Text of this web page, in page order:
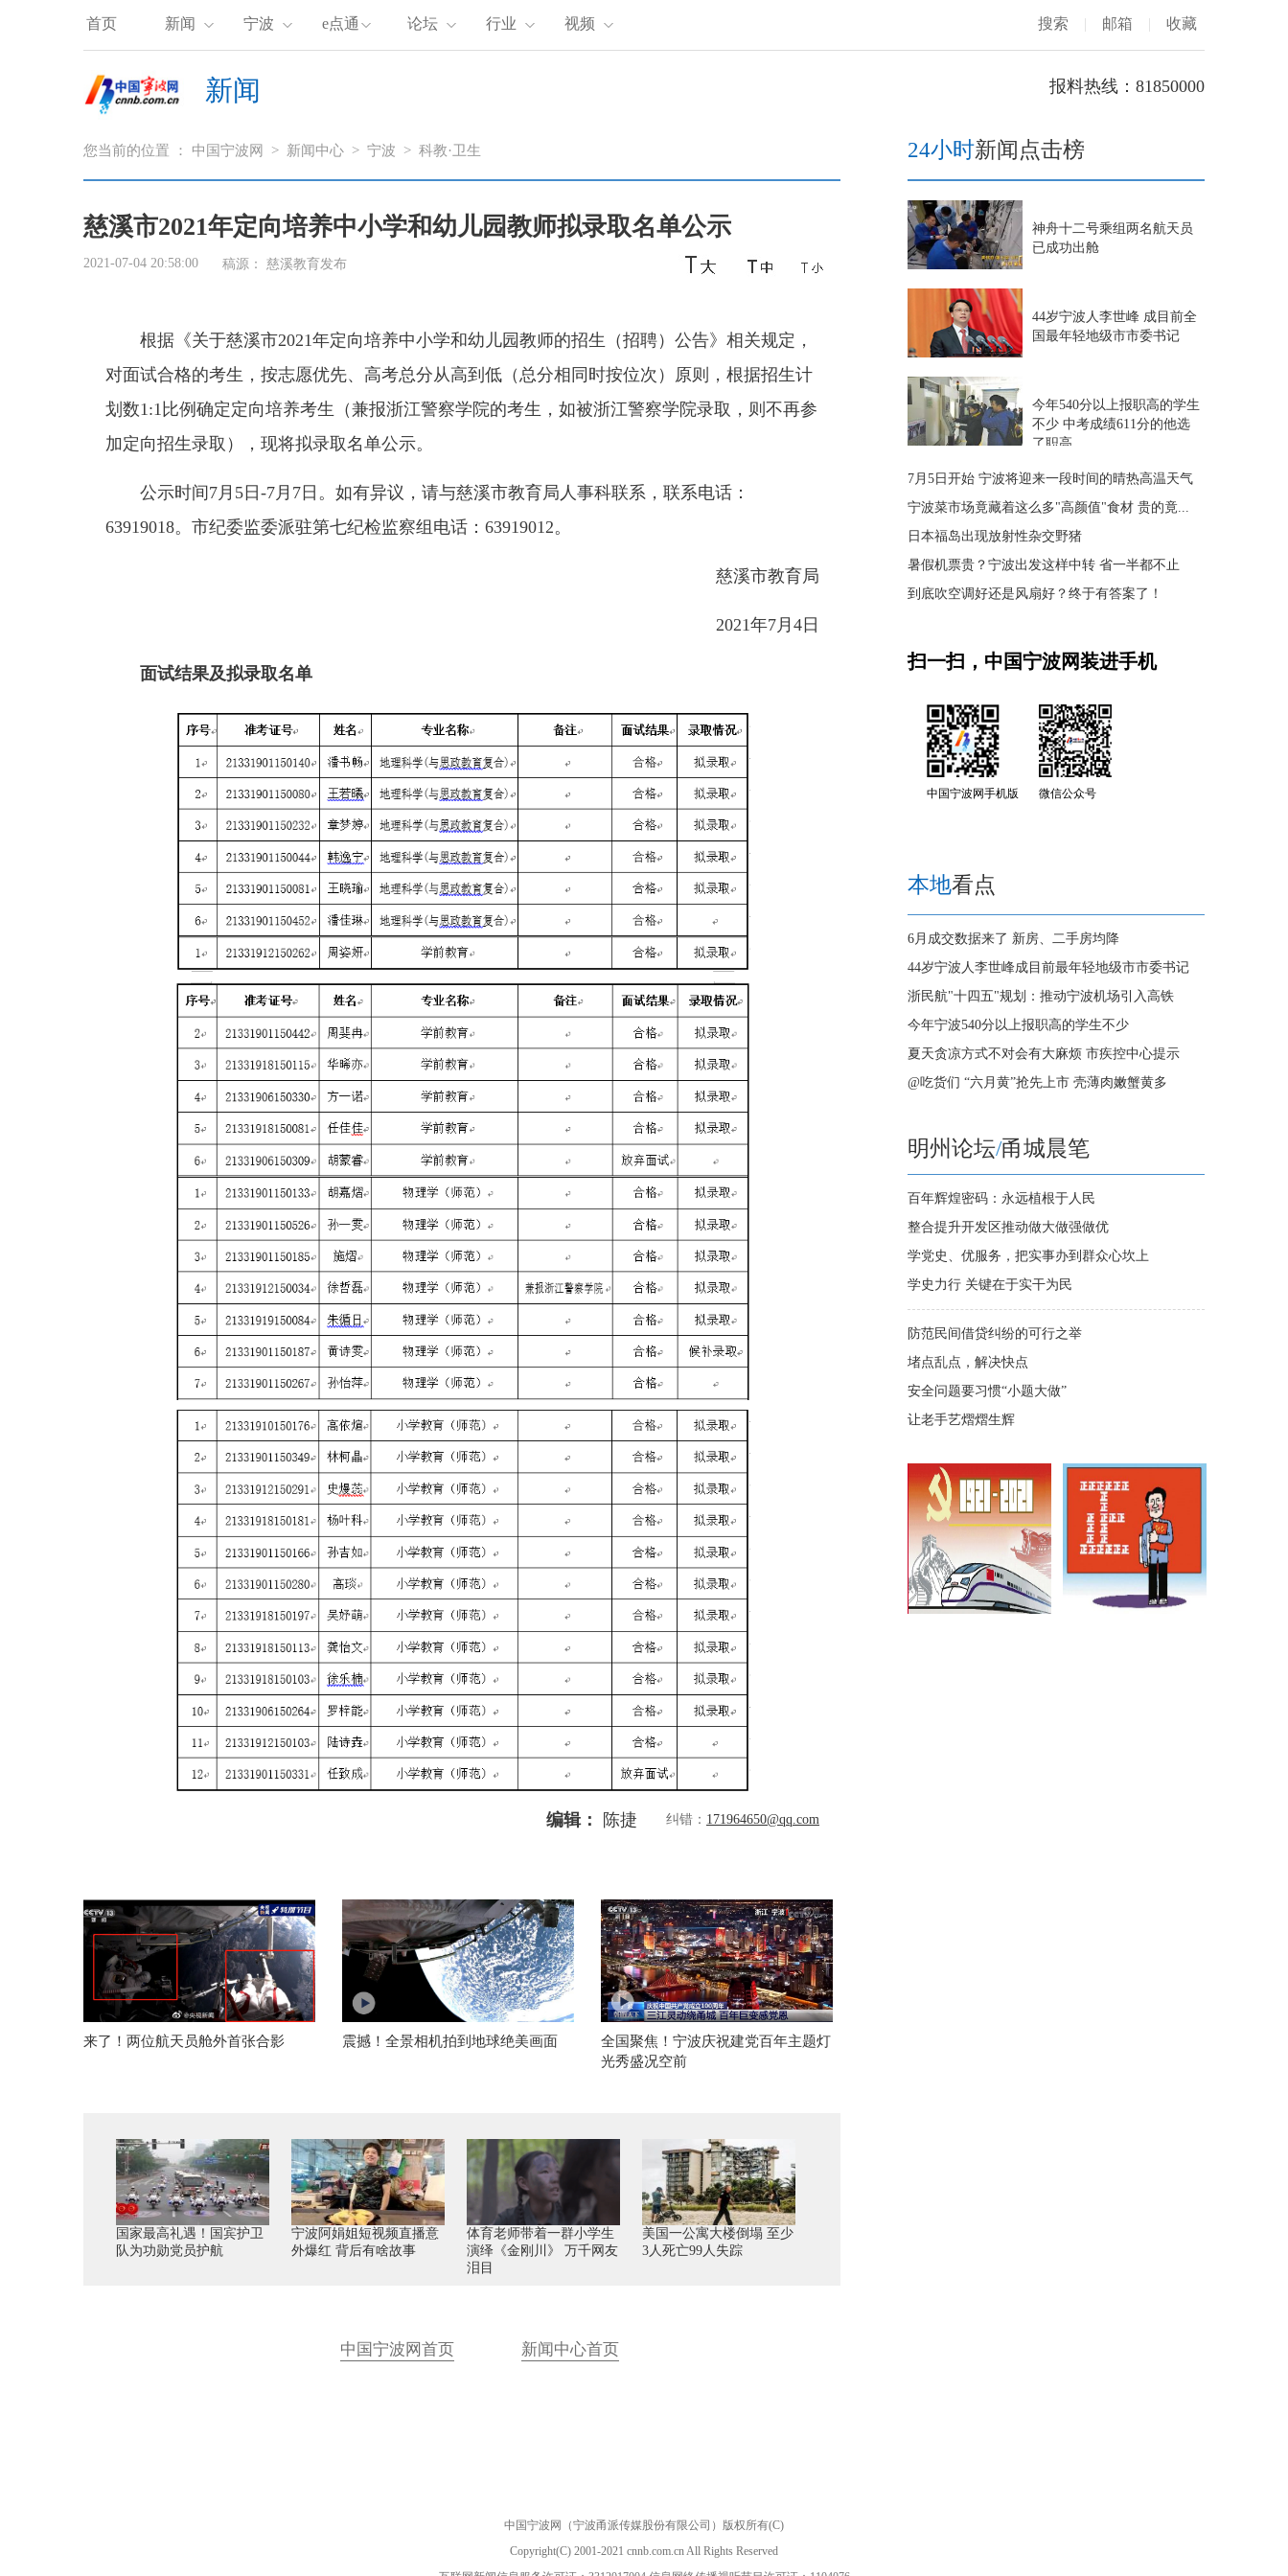
首页 新闻 宁波 e点通 论坛 行业 视频 搜索 | 邮箱 | 收藏
新闻 报料热线：81850000
您当前的位置 ： 中国宁波网 > 新闻中心 > 宁波 > 科教·卫生
慈溪市2021年定向培养中小学和幼儿园教师拟录取名单公示
2021-07-04 20:58:00 稿源： 慈溪教育发布
根据《关于慈溪市2021年定向培养中小学和幼儿园教师的招生（招聘）公告》相关规定，
对面试合格的考生，按志愿优先、高考总分从高到低（总分相同时按位次）原则，根据招生计
划数1:1比例确定定向培养考生（兼报浙江警察学院的考生，如被浙江警察学院录取，则不再参
加定向招生录取），现将拟录取名单公示。
公示时间7月5日-7月7日。如有异议，请与慈溪市教育局人事科联系，联系电话：
63919018。市纪委监委派驻第七纪检监察组电话：63919012。
慈溪市教育局
2021年7月4日
面试结果及拟录取名单
编辑： 陈捷 纠错： 171964650@qq.com
来了！两位航天员舱外首张合影 震撼！全景相机拍到地球绝美画面
全国聚焦！宁波庆祝建党百年主题灯
光秀盛况空前
国家最高礼遇！国宾护卫
队为功勋党员护航
宁波阿娟姐短视频直播意
外爆红 背后有啥故事
体育老师带着一群小学生
演绎《金刚川》 万千网友
泪目
美国一公寓大楼倒塌 至少
3人死亡99人失踪
中国宁波网首页 新闻中心首页
24小时新闻点击榜
神舟十二号乘组两名航天员
已成功出舱
44岁宁波人李世峰 成目前全
国最年轻地级市市委书记
今年540分以上报职高的学生
不少 中考成绩611分的他选
了职高
7月5日开始 宁波将迎来一段时间的晴热高温天气
宁波菜市场竟藏着这么多"高颜值"食材 贵的竟...
日本福岛出现放射性杂交野猪
暑假机票贵？宁波出发这样中转 省一半都不止
到底吹空调好还是风扇好？终于有答案了！
扫一扫，中国宁波网装进手机
中国宁波网手机版 微信公众号
本地看点
6月成交数据来了 新房、二手房均降
44岁宁波人李世峰成目前最年轻地级市市委书记
浙民航"十四五"规划：推动宁波机场引入高铁
今年宁波540分以上报职高的学生不少
夏天贪凉方式不对会有大麻烦 市疾控中心提示
@吃货们 “六月黄”抢先上市 壳薄肉嫩蟹黄多
明州论坛/甬城晨笔
百年辉煌密码：永远植根于人民
整合提升开发区推动做大做强做优
学党史、优服务，把实事办到群众心坎上
学史力行 关键在于实干为民
防范民间借贷纠纷的可行之举
堵点乱点，解决快点
安全问题要习惯“小题大做”
让老手艺熠熠生辉
中国宁波网（宁波甬派传媒股份有限公司）版权所有(C)
Copyright(C) 2001-2021 cnnb.com.cn All Rights Reserved